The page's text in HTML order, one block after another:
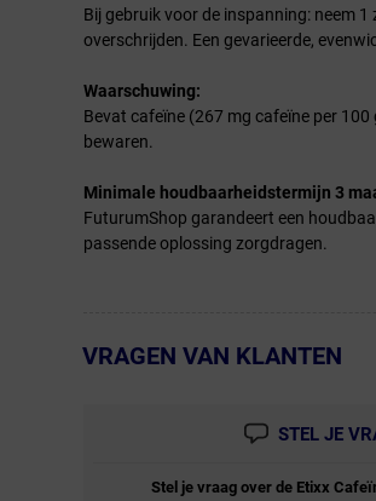
Bij gebruik voor de inspanning: neem
overschrijden. Een gevarieerde,
Waarschuwing:
Bevat cafeïne (267 mg cafeïne per
bewaren.
Minimale houdbaarheidstermijn 3
FuturumShop garandeert een
passende oplossing zorgdragen.
← Terug naar productnavigatie
VRAGEN VAN KLANTEN
STEL JE
Stel je vraag over de Etixx